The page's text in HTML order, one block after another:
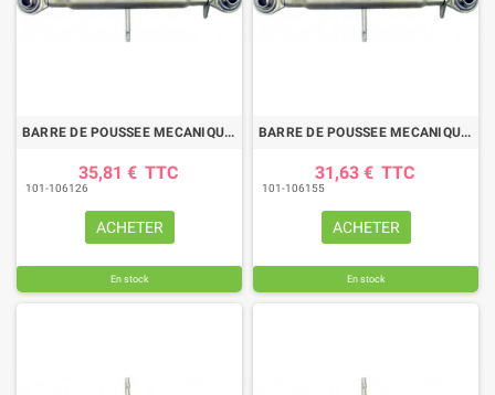
BARRE DE POUSSEE MECANIQUE ROTULE-ROTULE LG 620-870 CAT2
35,81 € TTC
101-106126
ACHETER
En stock
BARRE DE POUSSEE MECANIQUE ROTULE-ROTULE LG 585-810 CAT1-2
31,63 € TTC
101-106155
ACHETER
En stock